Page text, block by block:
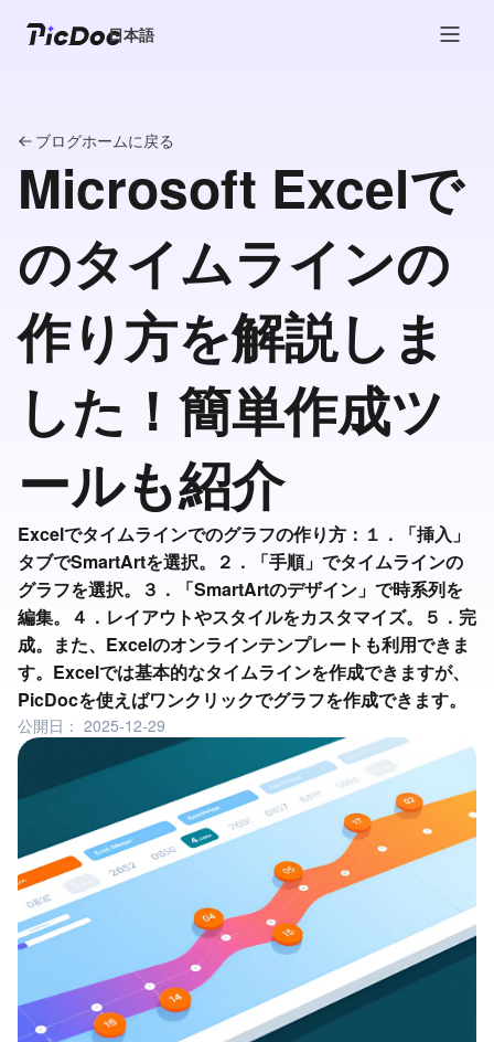
日本語
ブログホームに戻る
Microsoft Excelで
のタイムラインの
作り方を解説しま
した！簡単作成ツ
ールも紹介
Excelでタイムラインでのグラフの作り方：１．「挿入」
タブでSmartArtを選択。２．「手順」でタイムラインの
グラフを選択。３．「SmartArtのデザイン」で時系列を
編集。４．レイアウトやスタイルをカスタマイズ。５．完
成。また、Excelのオンラインテンプレートも利用できま
す。Excelでは基本的なタイムラインを作成できますが、
PicDocを使えばワンクリックでグラフを作成できます。
公開日： 2025-12-29